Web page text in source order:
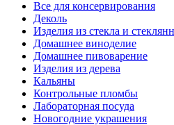
Все для консервирования
Деколь
Изделия из стекла и
Домашнее виноделие
Домашнее пивоварение
Изделия из дерева
Кальяны
Контрольные пломбы
Лабораторная посуда
Новогодние украшения